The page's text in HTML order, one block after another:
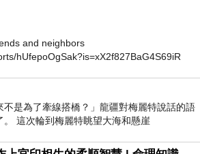
and neighbors
hUfepoOgSak?is=xX2f827BaG4S69iR
不是為了牽線搭橋？」龍疆對梅麗特說話的語
這次輪到梅麗特眺望大海和懸崖